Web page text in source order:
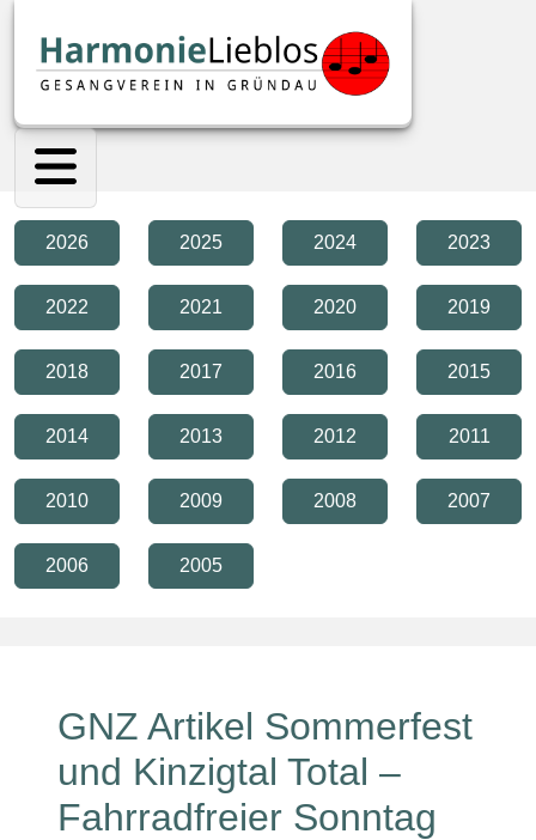
2026 2025 2024 2023
2022 2021 2020 2019
2018 2017 2016 2015
2014 2013 2012 2011
2010 2009 2008 2007
2006 2005
GNZ Artikel Sommerfest
und Kinzigtal Total –
Fahrradfreier Sonntag